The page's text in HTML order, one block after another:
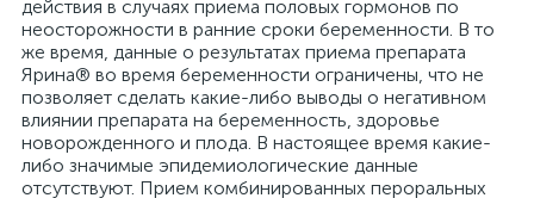
действия в случаях приема половых гормонов по
неосторожности в ранние сроки беременности. В то
же время, данные о результатах приема препарата
Ярина® во время беременности ограничены, что не
позволяет сделать какие-либо выводы о негативном
влиянии препарата на беременность, здоровье
новорожденного и плода. В настоящее время какие-
либо значимые эпидемиологические данные
отсутствуют. Прием комбинированных пероральных